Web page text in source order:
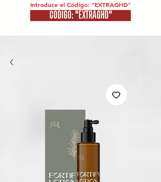
Introduce el Código: "EXTRAGHD"
CÓDIGO: "EXTRAGHD"